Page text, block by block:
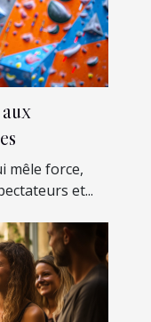
mêle force,
et...